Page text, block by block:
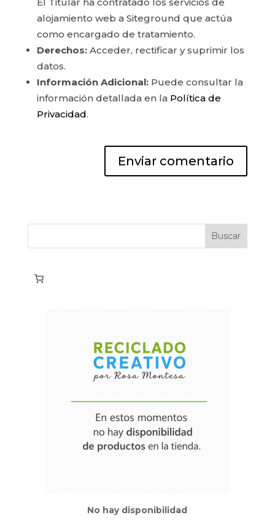
El Titular ha contratado los servicios de
alojamiento web a Siteground que actúa
como encargado de tratamiento.
Derechos:Acceder, rectificar y suprimir los
datos.
Información Adicional:Puede consultar la
información detallada en la Política de
Privacidad.
No hay disponibilidad